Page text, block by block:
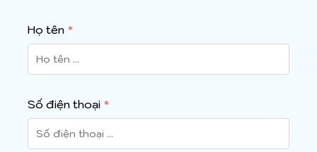
Họ tên *
Số điện thoại *